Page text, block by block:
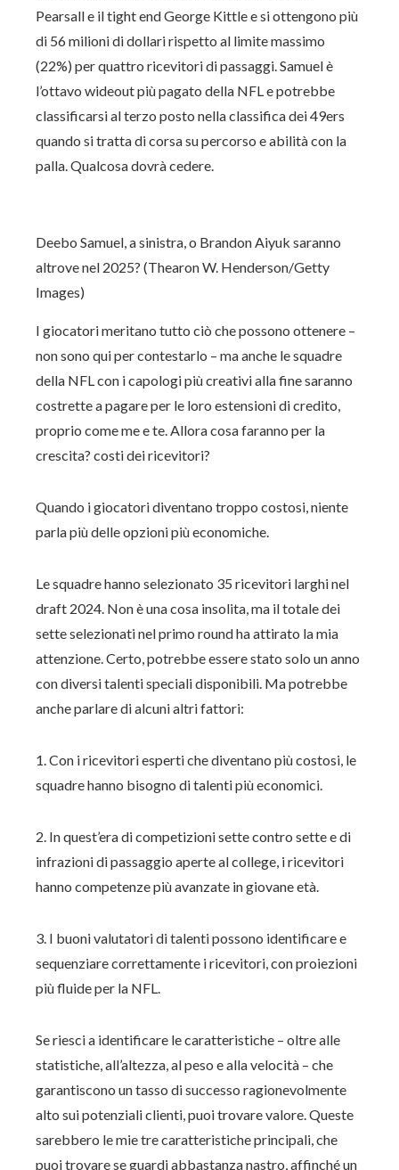
Pearsall e il tight end George Kittle e si ottengono più
di 56 milioni di dollari rispetto al limite massimo
(22%) per quattro ricevitori di passaggi. Samuel è
l’ottavo wideout più pagato della NFL e potrebbe
classificarsi al terzo posto nella classifica dei 49ers
quando si tratta di corsa su percorso e abilità con la
palla. Qualcosa dovrà cedere.
Deebo Samuel, a sinistra, o Brandon Aiyuk saranno
altrove nel 2025? (Thearon W. Henderson/Getty
Images)
I giocatori meritano tutto ciò che possono ottenere –
non sono qui per contestarlo – ma anche le squadre
della NFL con i capologi più creativi alla fine saranno
costrette a pagare per le loro estensioni di credito,
proprio come me e te. Allora cosa faranno per la
crescita? costi dei ricevitori?
Quando i giocatori diventano troppo costosi, niente
parla più delle opzioni più economiche.
Le squadre hanno selezionato 35 ricevitori larghi nel
draft 2024. Non è una cosa insolita, ma il totale dei
sette selezionati nel primo round ha attirato la mia
attenzione. Certo, potrebbe essere stato solo un anno
con diversi talenti speciali disponibili. Ma potrebbe
anche parlare di alcuni altri fattori:
1. Con i ricevitori esperti che diventano più costosi, le
squadre hanno bisogno di talenti più economici.
2. In quest’era di competizioni sette contro sette e di
infrazioni di passaggio aperte al college, i ricevitori
hanno competenze più avanzate in giovane età.
3. I buoni valutatori di talenti possono identificare e
sequenziare correttamente i ricevitori, con proiezioni
più fluide per la NFL.
Se riesci a identificare le caratteristiche – oltre alle
statistiche, all’altezza, al peso e alla velocità – che
garantiscono un tasso di successo ragionevolmente
alto sui potenziali clienti, puoi trovare valore. Queste
sarebbero le mie tre caratteristiche principali, che
puoi trovare se guardi abbastanza nastro, affinché un